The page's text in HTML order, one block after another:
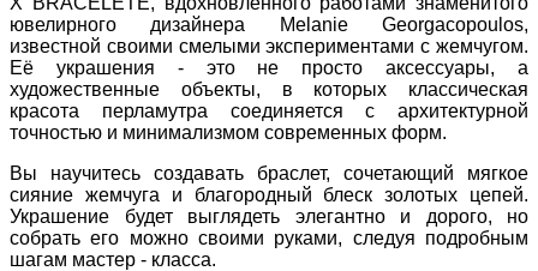
ювелирного дизайнера Melanie Georgacopoulos,
известной своими смелыми экспериментами с жемчугом.
Её украшения - это не просто аксессуары, а
художественные объекты, в которых классическая
красота перламутра соединяется с архитектурной
точностью и минимализмом современных форм.
Вы научитесь создавать браслет, сочетающий мягкое
сияние жемчуга и благородный блеск золотых цепей.
Украшение будет выглядеть элегантно и дорого, но
собрать его можно своими руками, следуя подробным
шагам мастер - класса.